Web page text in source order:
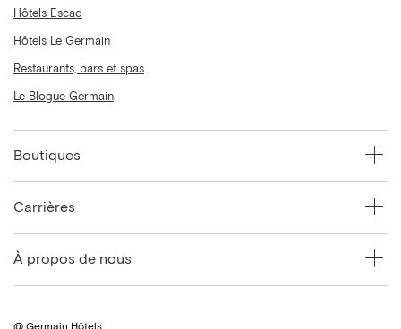
Hôtels Escad
Hôtels Le Germain
Restaurants, bars et spas
Le Blogue Germain
Boutiques
Carrières
À propos de nous